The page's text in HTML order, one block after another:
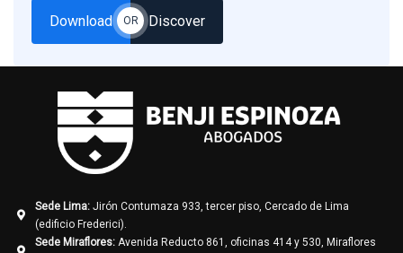
Download OR Discover
Sede Lima:Jirón Contumaza 933, tercer piso, Cercado de Lima
(edificio Frederici).
Sede Miraflores:Avenida Reducto 861, oficinas 414 y 530, Miraflores